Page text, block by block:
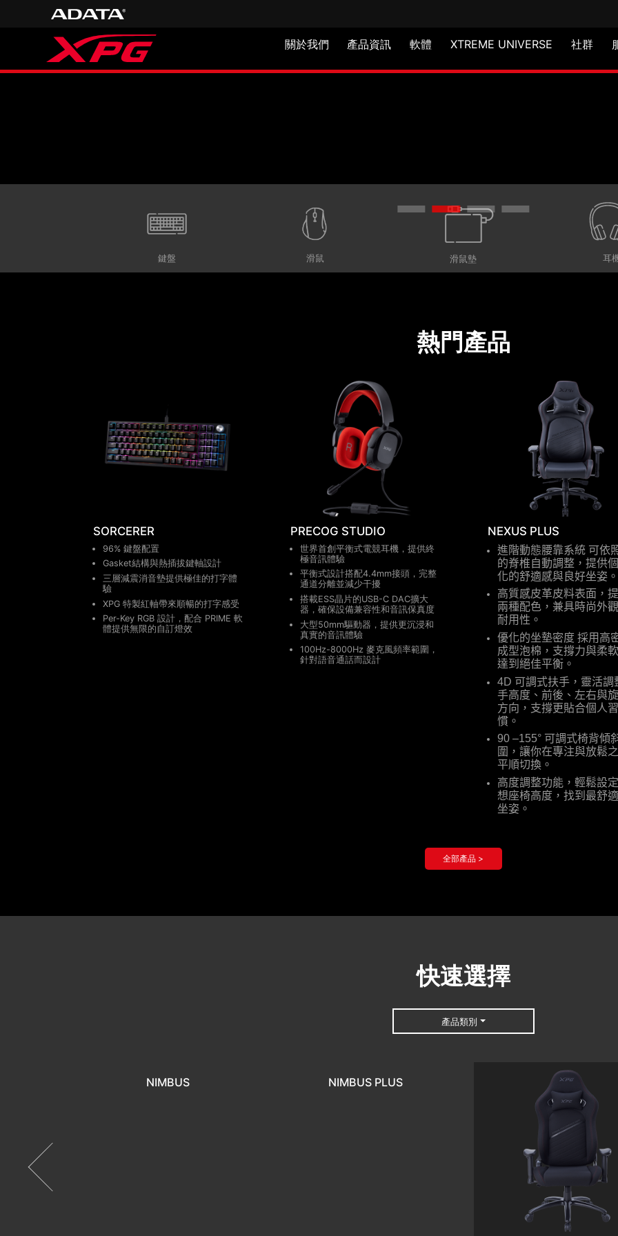
關於我們 產品資訊 軟體 XTREME UNIVERSE 社群
電競周邊
鍵盤 滑鼠 滑鼠墊 耳
熱門產品
SORCERER
96% 鍵盤配置
Gasket結構與熱插拔鍵軸設計
三層減震消音墊提供極佳的打字體
驗
XPG 特製紅軸帶來順暢的打字感受
Per-Key RGB 設計，配合 PRIME 軟
體提供無限的自訂燈效
PRECOG STUDIO
世界首創平衡式電競耳機，提供終
極音訊體驗
平衡式設計搭配4.4mm接頭，完整
通道分離並減少干擾
搭載ESS晶片的USB-C DAC擴大
器，確保設備兼容性和音訊保真度
大型50mm驅動器，提供更沉浸和
真實的音訊體驗
100Hz-8000Hz 麥克風頻率範圍，
針對語音通話而設計
NEXUS PLUS
進階動態腰靠系統 可依
的脊椎自動調整，提供
化的舒適感與良好坐姿。
高質感皮革皮料表面，
兩種配色，兼具時尚外
耐用性。
優化的坐墊密度 採用高
成型泡棉，支撐力與柔
達到絕佳平衡。
4D 可調式扶手，靈活調
手高度、前後、左右與
方向，支撐更貼合個人習
慣。
90 –155° 可調式椅背傾
圍，讓你在專注與放鬆
平順切換。
高度調整功能，輕鬆設
想座椅高度，找到最舒
坐姿。
全部產品 >
快速選擇
產品類別
NIMBUS NIMBUS PLUS